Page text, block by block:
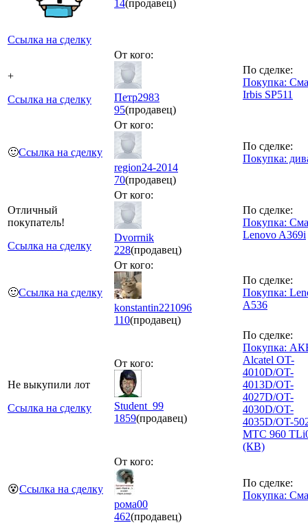
Ссылка на сделку
14(продавец)
+
Ссылка на сделку
От кого:
Петр2983
95(продавец)
По сделке:
Покупка:
Irbis SP511
🙂Ссылка на сделку
От кого:
region24-2014
70(продавец)
По сделке:
Покупка:
Отличный
покупатель!
Ссылка на сделку
От кого:
Dvorrnik
228(продавец)
По сделке:
Покупка:
Lenovo A369i
🙂Ссылка на сделку
От кого:
konstantin221096
110(продавец)
По сделке:
Покупка:
A536
Не выкупили лот
Ссылка на сделку
От кого:
Student_99
1859(продавец)
По сделке:
Покупка:
Alcatel OT-
4010D/OT-
4013D/OT-
4027D/OT-
4030D/OT-
4035D/OT-
МТС 960
(КВ)
😵Ссылка на сделку
От кого:
рома00
462(продавец)
По сделке:
Покупка: